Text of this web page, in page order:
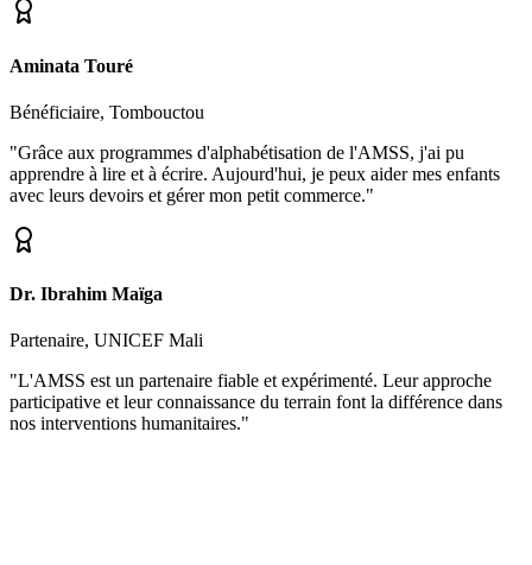
Aminata Touré
Bénéficiaire, Tombouctou
"Grâce aux programmes d'alphabétisation de l'AMSS, j'ai pu
apprendre à lire et à écrire. Aujourd'hui, je peux aider mes enfants
avec leurs devoirs et gérer mon petit commerce."
Dr. Ibrahim Maïga
Partenaire, UNICEF Mali
"L'AMSS est un partenaire fiable et expérimenté. Leur approche
participative et leur connaissance du terrain font la différence dans
nos interventions humanitaires."